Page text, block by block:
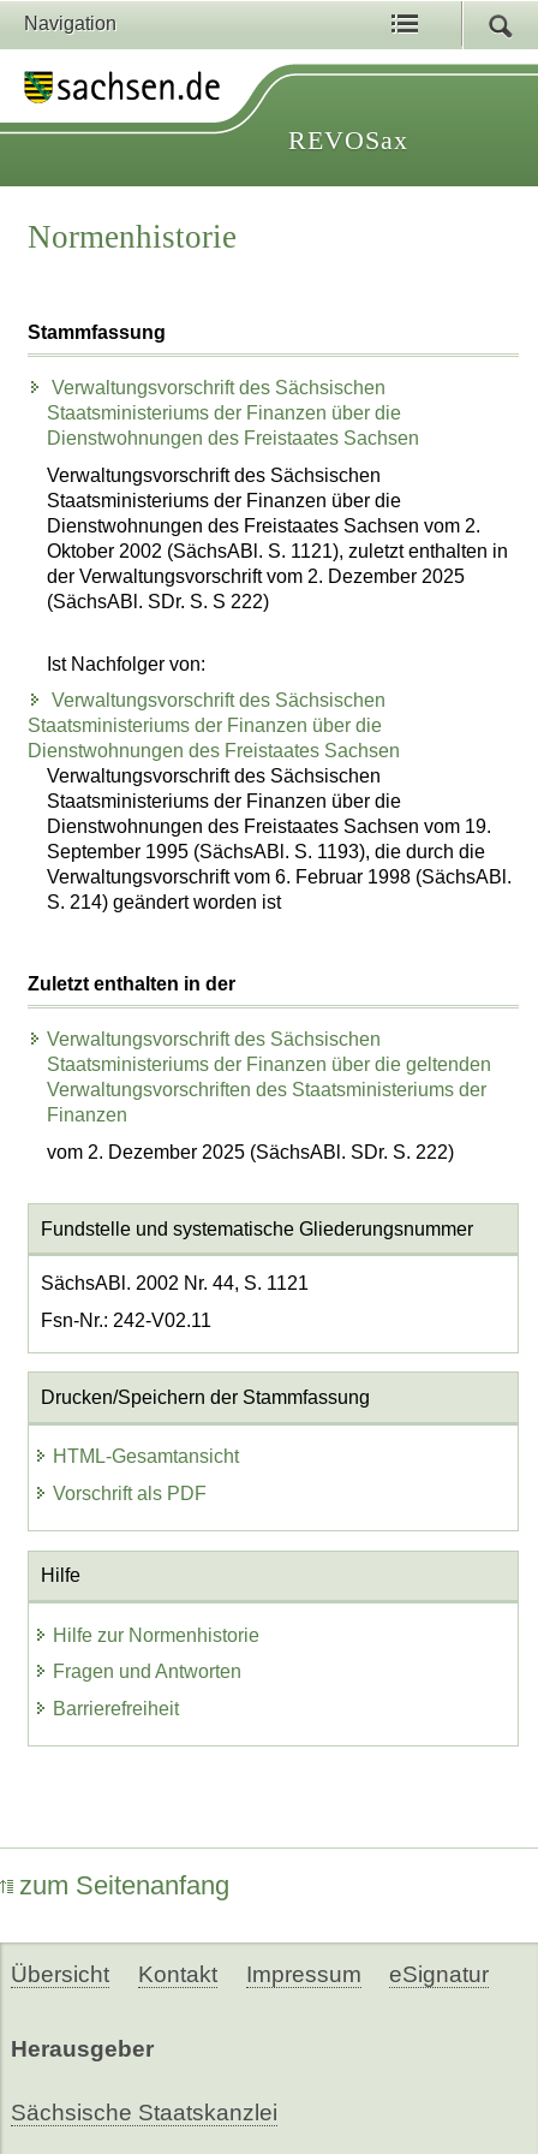
Navigation
REVOSax
Normenhistorie
Stammfassung
Verwaltungsvorschrift des Sächsischen
Staatsministeriums der Finanzen über die
Dienstwohnungen des Freistaates Sachsen
Verwaltungsvorschrift des Sächsischen
Staatsministeriums der Finanzen über die
Dienstwohnungen des Freistaates Sachsen vom 2.
Oktober 2002 (SächsABl. S. 1121), zuletzt enthalten in
der Verwaltungsvorschrift vom 2. Dezember 2025
(SächsABl. SDr. S. S 222)
Ist Nachfolger von:
Verwaltungsvorschrift des Sächsischen
Staatsministeriums der Finanzen über die
Dienstwohnungen des Freistaates Sachsen
Verwaltungsvorschrift des Sächsischen
Staatsministeriums der Finanzen über die
Dienstwohnungen des Freistaates Sachsen vom 19.
September 1995 (SächsABl. S. 1193), die durch die
Verwaltungsvorschrift vom 6. Februar 1998 (SächsABl.
S. 214) geändert worden ist
Zuletzt enthalten in der
Verwaltungsvorschrift des Sächsischen
Staatsministeriums der Finanzen über die geltenden
Verwaltungsvorschriften des Staatsministeriums der
Finanzen
vom 2. Dezember 2025 (SächsABl. SDr. S. 222)
Fundstelle und systematische Gliederungsnummer
SächsABl. 2002 Nr. 44, S. 1121
Fsn-Nr.: 242-V02.11
Drucken/Speichern der Stammfassung
HTML-Gesamtansicht
Vorschrift als PDF
Hilfe
Hilfe zur Normenhistorie
Fragen und Antworten
Barrierefreiheit
zum Seitenanfang
Übersicht Kontakt Impressum eSignatur
Herausgeber
Sächsische Staatskanzlei